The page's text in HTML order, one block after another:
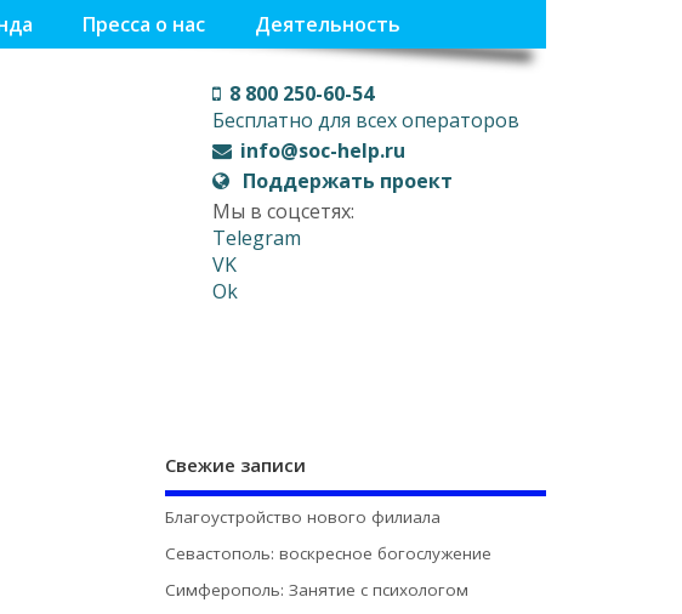
Пресса о нас Деятельность
8 800 250-60-54
Бесплатно для всех операторов
info@soc-help.ru
Поддержать проект
Мы в соцсетях:
Telegram
VK
Ok
Свежие записи
Благоустройство нового филиала
Севастополь: воскресное богослужение
Симферополь: Занятие с психологом